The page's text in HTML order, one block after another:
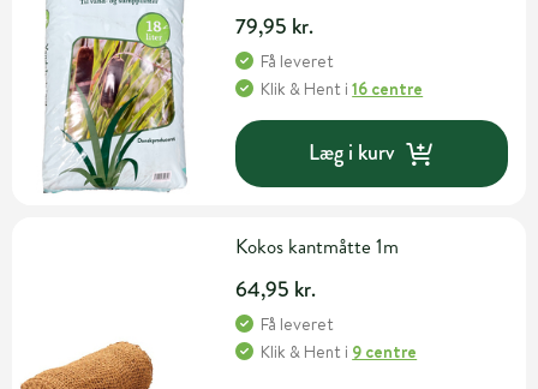
79,95 kr.
Få leveret
Klik & Hent i16 centre
Læg i kurv
Kokos kantmåtte 1m
64,95 kr.
Få leveret
Klik & Hent i 9 centre